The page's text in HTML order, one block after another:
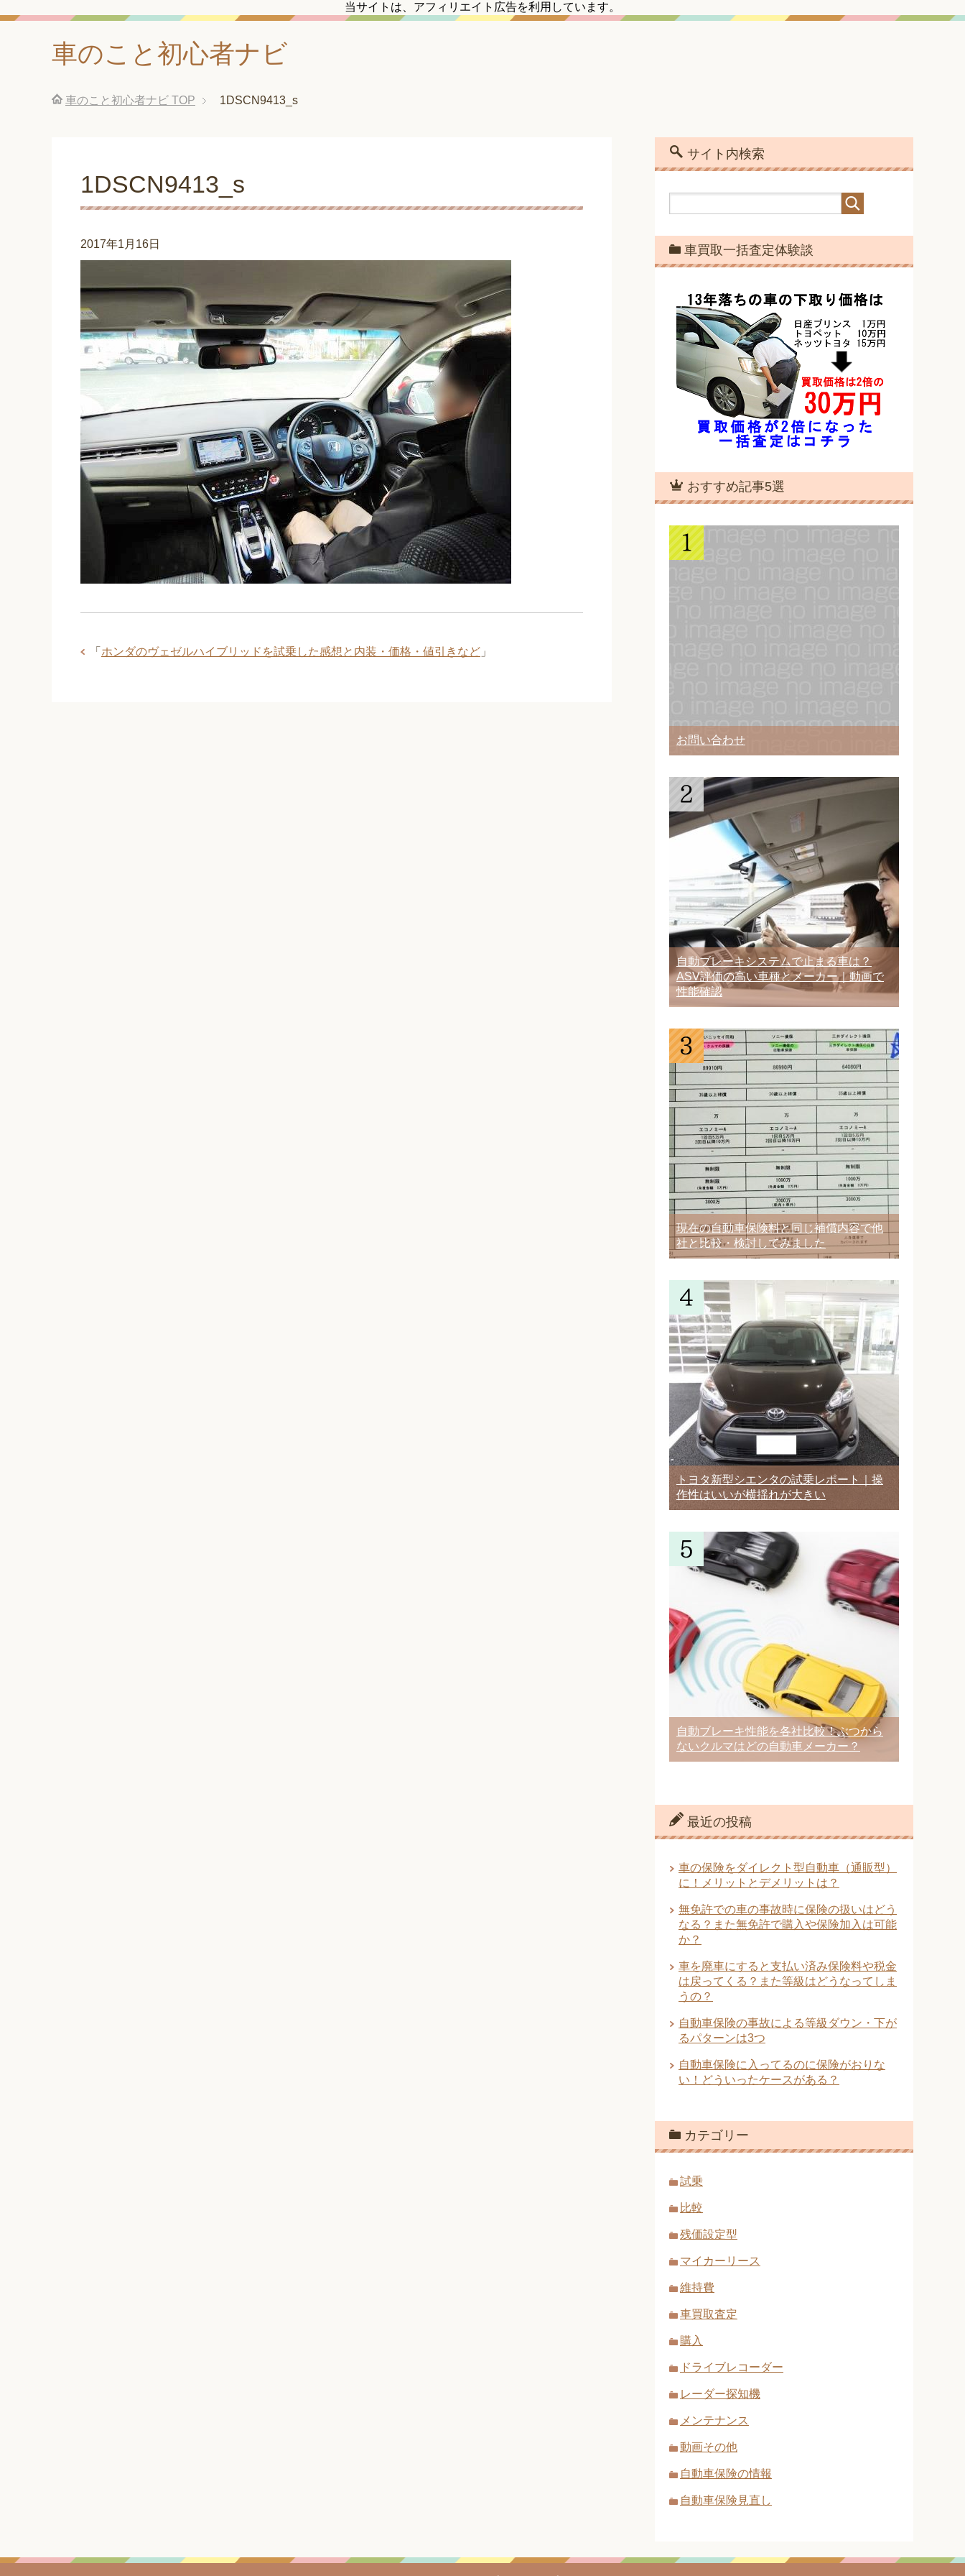
当サイトは、アフィリエイト広告を利用しています。
車のこと初心者ナビ
車のこと初心者ナビ TOP 1DSCN9413_s
1DSCN9413_s
2017年1月16日
「 ホンダのヴェゼルハイブリッドを試乗した感想と内装・価格・値引きなど 」
サイト内検索
車買取一括査定体験談
おすすめ記事5選
お問い合わせ
自動ブレーキシステムで止まる車は？
ASV評価の高い車種とメーカー｜動画で
性能確認
現在の自動車保険料と同じ補償内容で他
社と比較・検討してみました
トヨタ新型シエンタの試乗レポート｜操
作性はいいが横揺れが大きい
自動ブレーキ性能を各社比較！ぶつから
ないクルマはどの自動車メーカー？
最近の投稿
車の保険をダイレクト型自動車（通販型）
に！メリットとデメリットは？
無免許での車の事故時に保険の扱いはどう
なる？また無免許で購入や保険加入は可能
か？
車を廃車にすると支払い済み保険料や税金
は戻ってくる？また等級はどうなってしま
うの？
自動車保険の事故による等級ダウン・下が
るパターンは3つ
自動車保険に入ってるのに保険がおりな
い！どういったケースがある？
カテゴリー
試乗
比較
残価設定型
マイカーリース
維持費
車買取査定
購入
ドライブレコーダー
レーダー探知機
メンテナンス
動画その他
自動車保険の情報
自動車保険見直し